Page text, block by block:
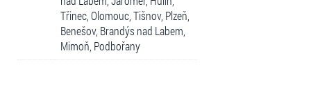
Třinec, Olomouc, Tišnov, Plzeň,
Benešov, Brandýs nad Labem,
Mimoň, Podbořany